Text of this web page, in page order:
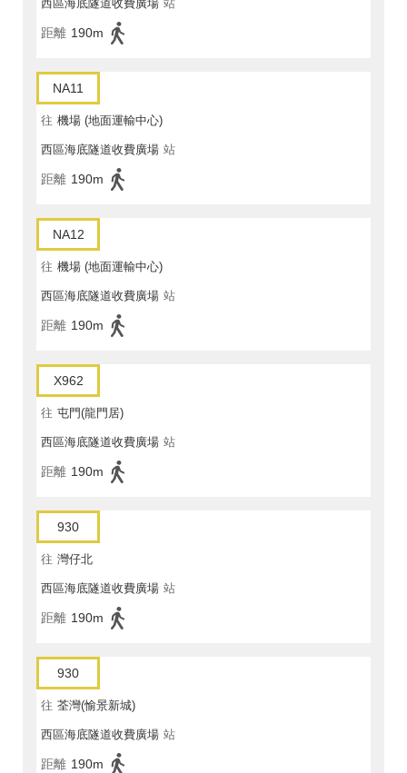
西區海底隧道收費廣場 站
距離 190m
NA11
往 機場 (地面運輸中心)
西區海底隧道收費廣場 站
距離 190m
NA12
往 機場 (地面運輸中心)
西區海底隧道收費廣場 站
距離 190m
X962
往 屯門(龍門居)
西區海底隧道收費廣場 站
距離 190m
930
往 灣仔北
西區海底隧道收費廣場 站
距離 190m
930
往 荃灣(愉景新城)
西區海底隧道收費廣場 站
距離 190m